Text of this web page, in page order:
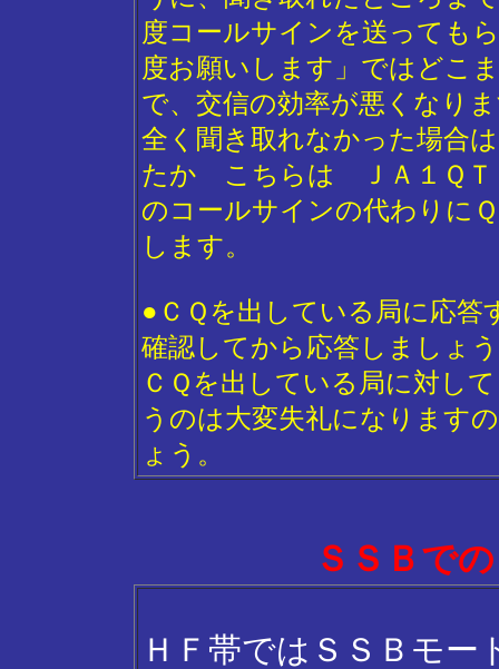
度コールサインを送っても
度お願いします」ではどこ
で、交信の効率が悪くなり
全く聞き取れなかった場合
たか こちらは ＪＡ１ＱＴ
のコールサインの代わりに
します。
●ＣＱを出している局に応答
確認してから応答しましょ
ＣＱを出している局に対し
うのは大変失礼になります
ょう。
ＳＳＢで
ＨＦ帯ではＳＳＢモ